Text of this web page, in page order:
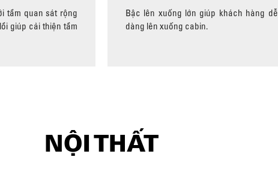
tầm quan sát rộng
giúp cải thiện tầm
Bậc lên xuống lớn giúp khách hàng dễ
dàng lên xuống cabin.
NỘI THẤT